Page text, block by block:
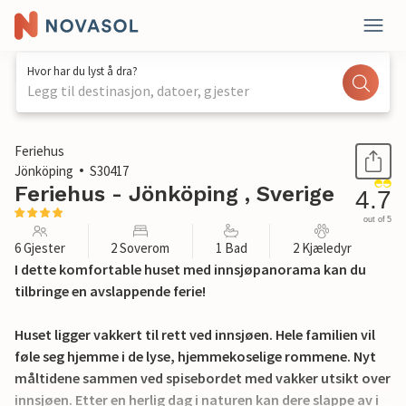
Hvor har du lyst å dra?
Legg til destinasjon, datoer, gjester
1 / 25
Feriehus
Jönköping
S30417
Feriehus - Jönköping , Sverige 4.7
out of 5
6 Gjester 2 Soverom 1 Bad 2 Kjæledyr
I dette komfortable huset med innsjøpanorama kan du
tilbringe en avslappende ferie!
Huset ligger vakkert til rett ved innsjøen. Hele familien vil
føle seg hjemme i de lyse, hjemmekoselige rommene. Nyt
måltidene sammen ved spisebordet med vakker utsikt over
innsjøen. Etter en herlig dag i naturen kan dere slappe av i